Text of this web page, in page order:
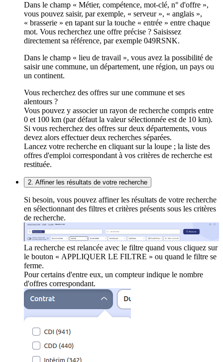
Dans le champ « Métier, compétence, mot-clé, n° d'offre »,
vous pouvez saisir, par exemple, « serveur », « anglais »,
« brasserie » en tapant sur la touche « entrée » entre chaque
mot. Vous recherchez une offre précise ? Saisissez
directement sa référence, par exemple 049RSNK.
Dans le champ « lieu de travail », vous avez la possibilité de
saisir une commune, un département, une région, un pays ou
un continent.
Vous recherchez des offres sur une commune et ses
alentours ?
Vous pouvez y associer un rayon de recherche compris entre
0 et 100 km (par défaut la valeur sélectionnée est de 10 km).
Si vous recherchez des offres sur deux départements, vous
devez alors effectuer deux recherches séparées.
Lancez votre recherche en cliquant sur la loupe ; la liste des
offres d'emploi correspondant à vos critères de recherche est
restituée.
2. Affiner les résultats de votre recherche
Si besoin, vous pouvez affiner les résultats de votre recherche
en sélectionnant des filtres et critères présents sous les critères
de recherche.
La recherche est relancée avec le filtre quand vous cliquez sur
le bouton « APPLIQUER LE FILTRE » ou quand le filtre se
ferme.
Pour certains d'entre eux, un compteur indique le nombre
d'offres correspondant.